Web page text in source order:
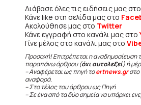
Διάβασε όλες τις ειδήσεις μας στο
Κάνε like στη σελίδα μας στο
Ακολούθησε μας στο Twitter
Κάνε εγγραφή στο κανάλι μας στο
Γίνε μέλος στο κανάλι μας στο
Προσοχή! Επιτρέπεται η
παραπάνω άρθρου (όχι αυτολεξεί) ή
– Αναφέρεται ως πηγή τοertnews.grστο
αναφορά.
– Στο τέλος του άρθρου ως Πηγή
– Σε ένα από τα δύο σημεία να υπάρχει